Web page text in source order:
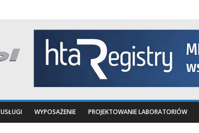
USŁUGI WYPOSAŻENIE PROJEKTOWANIE LABORATORIÓW